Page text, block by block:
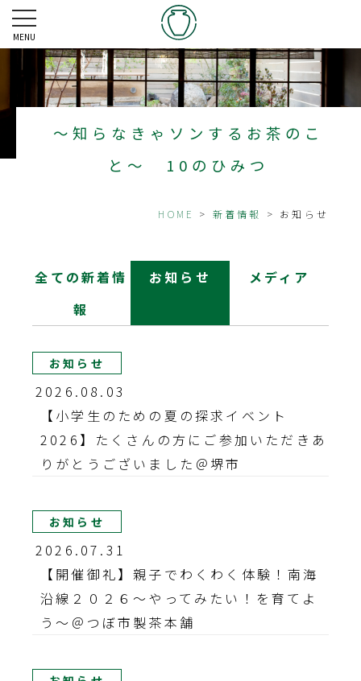
MENU
～知らなきゃソンするお茶のこ
と～ 10のひみつ
HOME > 新着情報 > お知らせ
全ての新着情
報
お知らせ メディア
お知らせ
2026.08.03
【小学生のための夏の探求イベント
2026】たくさんの方にご参加いただきあ
りがとうございました＠堺市
お知らせ
2026.07.31
【開催御礼】親子でわくわく体験！南海
沿線２０２６～やってみたい！を育てよ
う～＠つぼ市製茶本舗